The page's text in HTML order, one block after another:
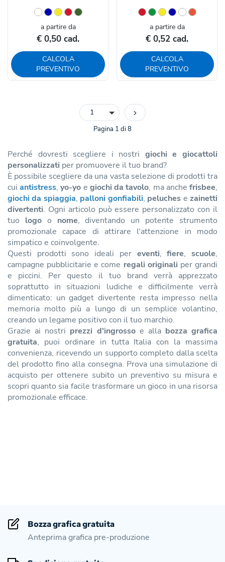
a partire da
€ 0,50 cad.
CALCOLA
PREVENTIVO
a partire da
€ 0,52 cad.
CALCOLA
PREVENTIVO
1
Pagina 1 di 8
Perché dovresti scegliere i nostri giochi e giocattoli
personalizzati per promuovere il tuo brand?
È possibile scegliere da una vasta selezione di prodotti tra
cuiantistress, yo-yo e giochida tavolo, ma anchefrisbee,
giochi da spiaggia, palloni gonfiabili, peluches ezainetti
divertenti. Ogni articolo può essere personalizzato con il
tuo logoo nome, diventando un potente strumento
promozionale capace di attirare l'attenzione in modo
simpatico e coinvolgente.
Questi prodotti sono ideali per eventi,fiere,scuole,
campagne pubblicitarie e come regali originaliper grandi
e piccini. Per questo il tuo brand verrà apprezzato
soprattutto in situazioni ludiche e difficilmente verrà
dimenticato: un gadget divertente resta impresso nella
memoria molto più a lungo di un semplice volantino,
creando un legame positivo con il tuo marchio.
Grazie ai nostri prezzi d'ingrossoe alla bozza grafica
gratuita, puoi ordinare in tutta Italia con la massima
convenienza, ricevendo un supporto completo dalla scelta
del prodotto fino alla consegna. Prova una simulazione di
acquisto per ottenere subito un preventivo su misura e
scopri quanto sia facile trasformare un gioco in una risorsa
promozionale efficace.
Bozza grafica gratuita
Anteprima grafica pre-produzione